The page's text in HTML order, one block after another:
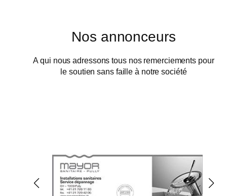
Nos annonceurs
A qui nous adressons tous nos remerciements pour
le soutien sans faille à notre société